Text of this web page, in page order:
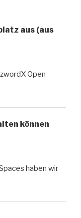
aus (aus
Open
können
haben wir